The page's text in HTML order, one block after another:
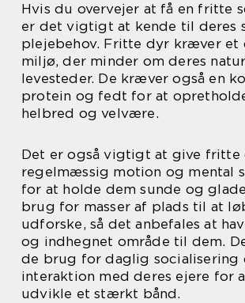
Hvis du overvejer at få en fritte
er det vigtigt at kende til deres
plejebehov. Fritte dyr kræver et
miljø, der minder om deres
levesteder. De kræver også en
protein og fedt for at
helbred og velvære.
Det er også vigtigt at give fritte
regelmæssig motion og mental
for at holde dem sunde og
brug for masser af plads til at
udforske, så det anbefales at
og indhegnet område til dem.
de brug for daglig socialisering
interaktion med deres ejere for
udvikle et stærkt bånd.